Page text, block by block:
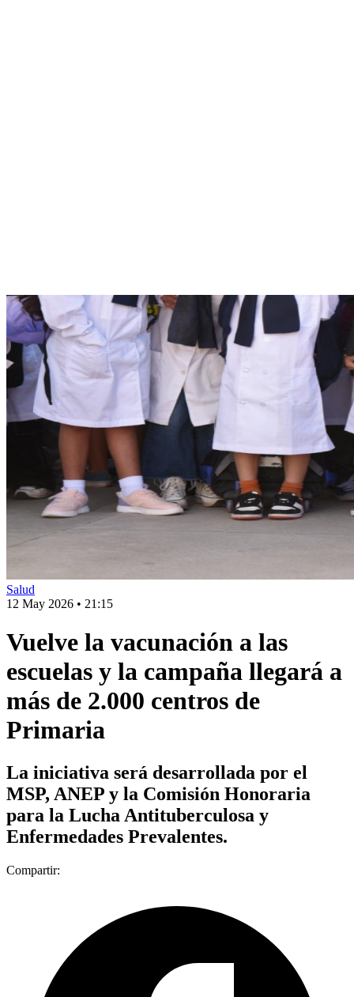
Salud
12 May 2026 • 21:15
Vuelve la vacunación a las
escuelas y la campaña llegará a
más de 2.000 centros de
Primaria
La iniciativa será desarrollada por el
MSP, ANEP y la Comisión Honoraria
para la Lucha Antituberculosa y
Enfermedades Prevalentes.
Compartir: